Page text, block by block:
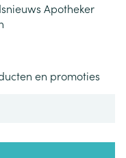
Apotheker
en promoties